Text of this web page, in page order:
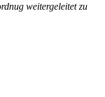
weitergeleitet zu